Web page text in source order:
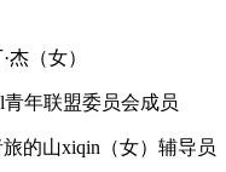
（女）
青年联盟委员会成员
的山xiqin（女）辅导员